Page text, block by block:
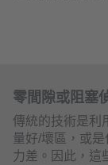
零間隙或阻塞
傳統的技術是利
量好/壞區，或
力差。因此，這